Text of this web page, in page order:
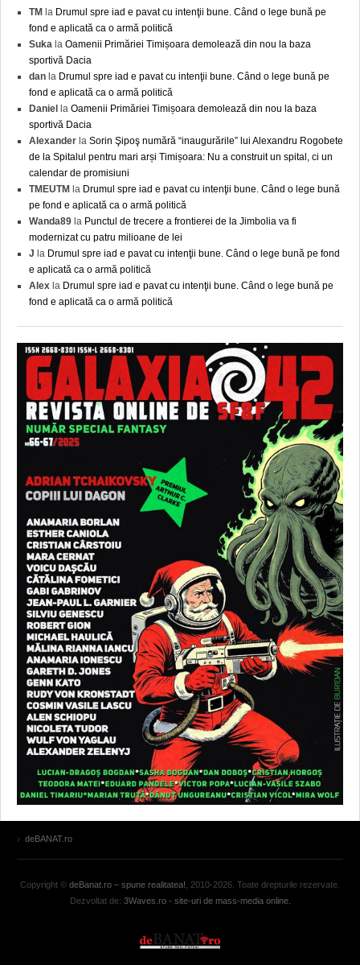
TM la Drumul spre iad e pavat cu intenţii bune. Când o lege bună pe
fond e aplicată ca o armă politică
Suka la Oamenii Primăriei Timișoara demolează din nou la baza
sportivă Dacia
dan la Drumul spre iad e pavat cu intenţii bune. Când o lege bună pe
fond e aplicată ca o armă politică
Daniel la Oamenii Primăriei Timișoara demolează din nou la baza
sportivă Dacia
Alexander la Sorin Şipoş numără “inaugurările” lui Alexandru Rogobete
de la Spitalul pentru mari arși Timișoara: Nu a construit un spital, ci un
calendar de promisiuni
TMEUTM la Drumul spre iad e pavat cu intenţii bune. Când o lege bună
pe fond e aplicată ca o armă politică
Wanda89 la Punctul de trecere a frontierei de la Jimbolia va fi
modernizat cu patru milioane de lei
J la Drumul spre iad e pavat cu intenţii bune. Când o lege bună pe fond
e aplicată ca o armă politică
Alex la Drumul spre iad e pavat cu intenţii bune. Când o lege bună pe
fond e aplicată ca o armă politică
deBANAT.ro
Copyright © deBanat.ro – spune realitatea! , 2010-2026. Toate drepturile rezervate.
Dezvoltat de: 3Waves.ro - site-uri de mass-media online.